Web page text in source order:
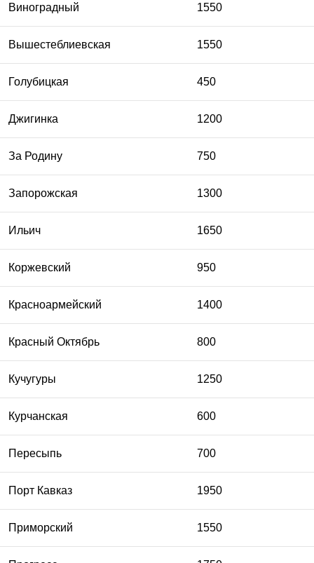
Виноградный 1550
Вышестеблиевская 1550
Голубицкая 450
Джигинка 1200
За Родину 750
Запорожская 1300
Ильич 1650
Коржевский 950
Красноармейский 1400
Красный Октябрь 800
Кучугуры 1250
Курчанская 600
Пересыпь 700
Порт Кавказ 1950
Приморский 1550